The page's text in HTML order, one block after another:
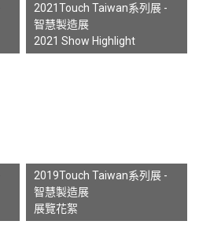
2021Touch Taiwan系列展 -
智慧製造展
2021 Show Highlight
2019Touch Taiwan系列展 -
智慧製造展
展覽花絮